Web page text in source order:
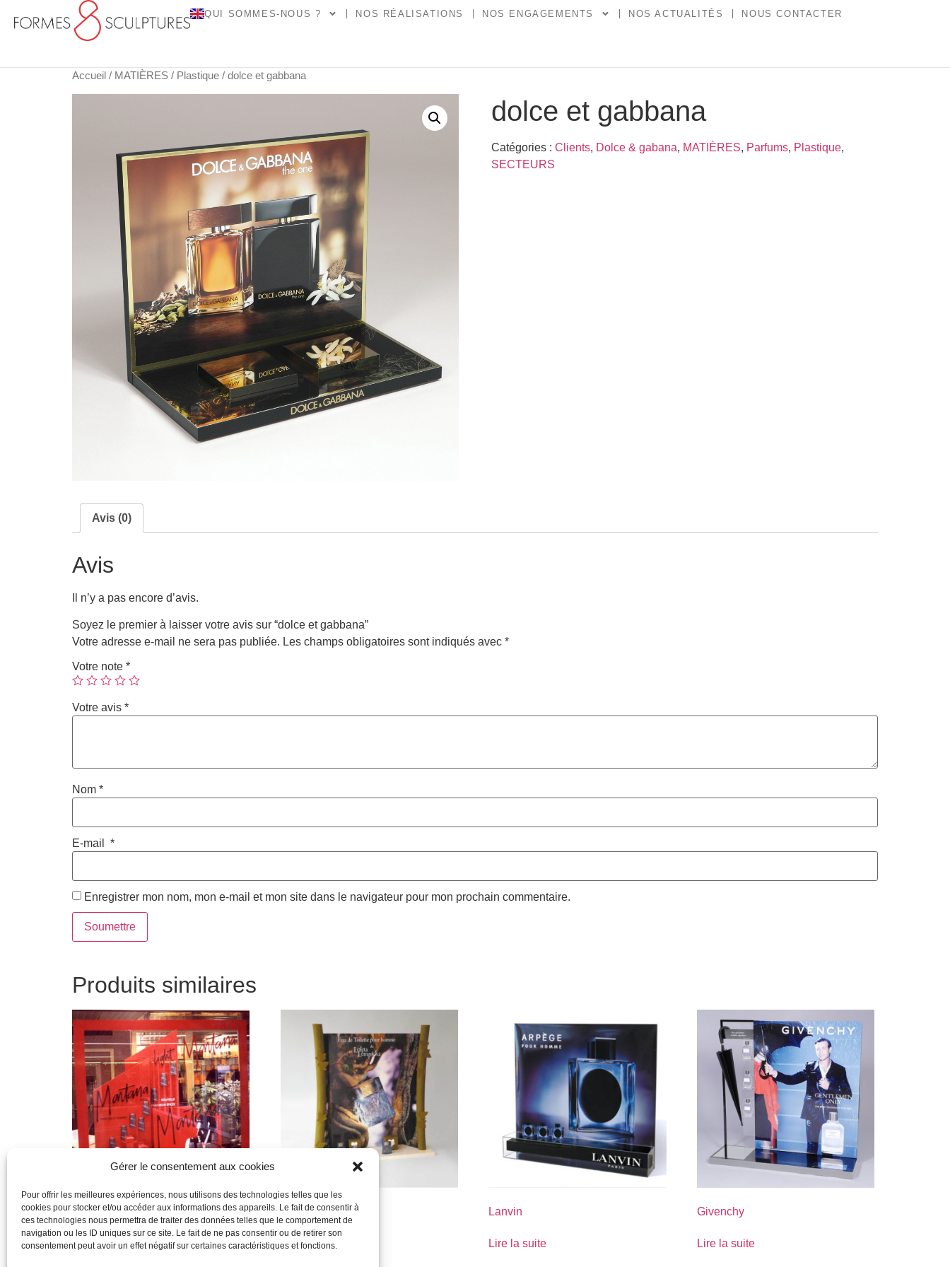
Gérer le consentement aux cookies
Pour offrir les meilleures expériences, nous utilisons des technologies telles que les
cookies pour stocker et/ou accéder aux informations des appareils. Le fait de consentir à
ces technologies nous permettra de traiter des données telles que le comportement de
navigation ou les ID uniques sur ce site. Le fait de ne pas consentir ou de retirer son
consentement peut avoir un effet négatif sur certaines caractéristiques et fonctions.
QUI SOMMES-NOUS ? NOS RÉALISATIONS NOS ENGAGEMENTS NOS ACTUALITÉS NOUS CONTACTER
Accueil / MATIÈRES / Plastique / dolce et gabbana
dolce et gabbana
Catégories : Clients, Dolce & gabana, MATIÈRES, Parfums, Plastique,
SECTEURS
Avis (0)
Avis
Il n’y a pas encore d’avis.
Soyez le premier à laisser votre avis sur “dolce et gabbana”
Votre adresse e-mail ne sera pas publiée. Les champs obligatoires sont indiqués avec *
Votre note *
Votre avis *
Nom *
E-mail *
Enregistrer mon nom, mon e-mail et mon site dans le navigateur pour mon prochain commentaire.
Produits similaires
montana
Lire la suite
lolita lempcika
Lire la suite
Lanvin
Lire la suite
Givenchy
Lire la suite